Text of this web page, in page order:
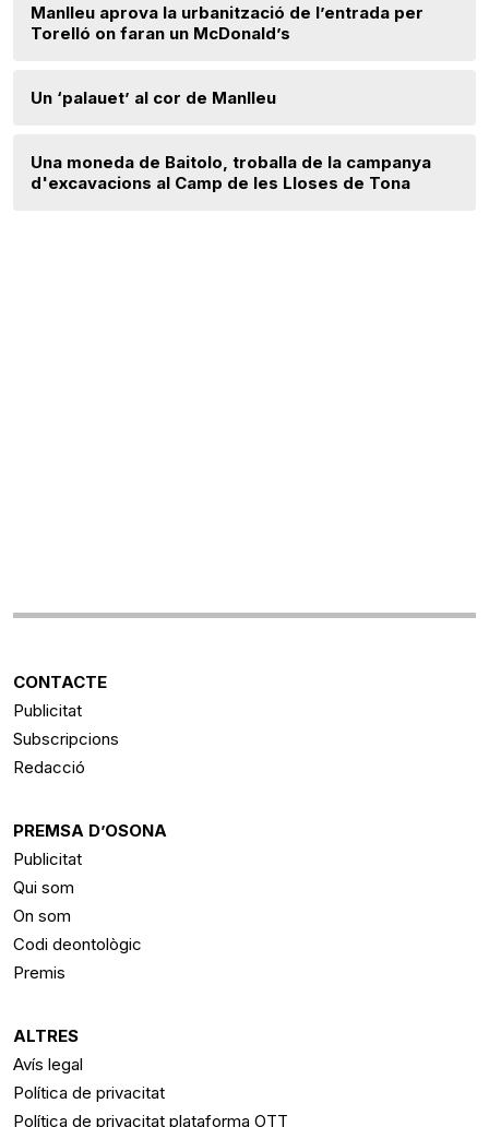
Manlleu aprova la urbanització de l’entrada per
Torelló on faran un McDonald’s
Un ‘palauet’ al cor de Manlleu
Una moneda de Baitolo, troballa de la campanya
d'excavacions al Camp de les Lloses de Tona
CONTACTE
Publicitat
Subscripcions
Redacció
PREMSA D’OSONA
Publicitat
Qui som
On som
Codi deontològic
Premis
ALTRES
Avís legal
Política de privacitat
Política de privacitat plataforma OTT